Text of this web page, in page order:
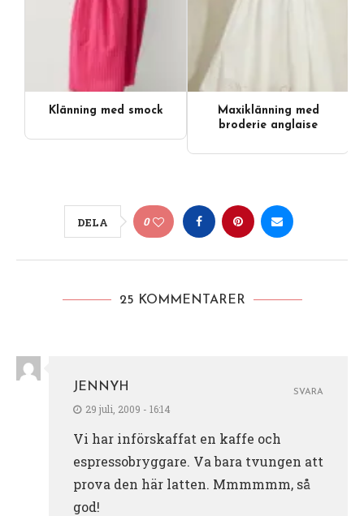
Klänning med smock
Maxiklänning med
broderie anglaise
DELA 0
25 KOMMENTARER
JENNYH
29 juli, 2009 - 16:14
Vi har införskaffat en kaffe och
espressobryggare. Va bara tvungen att
prova den här latten. Mmmmmm, så
god!
SVARA